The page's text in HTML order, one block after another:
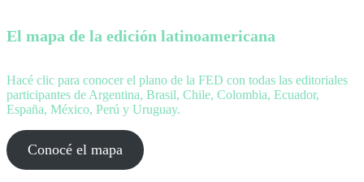
El mapa de la edición latinoamericana
Hacé clic para conocer el plano de la FED con todas las editoriales
participantes de Argentina, Brasil, Chile, Colombia, Ecuador,
España, México, Perú y Uruguay.
Conocé el mapa